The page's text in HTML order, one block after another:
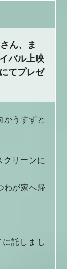
ん、ま
バル上映
てプレゼ
かうすずと
クリーンに
わが家へ帰
託しまし